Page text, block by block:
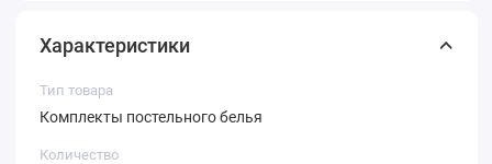
Характеристики
Тип товара
Комплекты постельного белья
Количество